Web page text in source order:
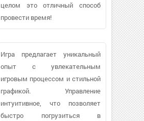
целом это отличный способ
провести время!
Игра предлагает уникальный
опыт с увлекательным
игровым процессом и стильной
графикой. Управление
интуитивное, что позволяет
быстро погрузиться в